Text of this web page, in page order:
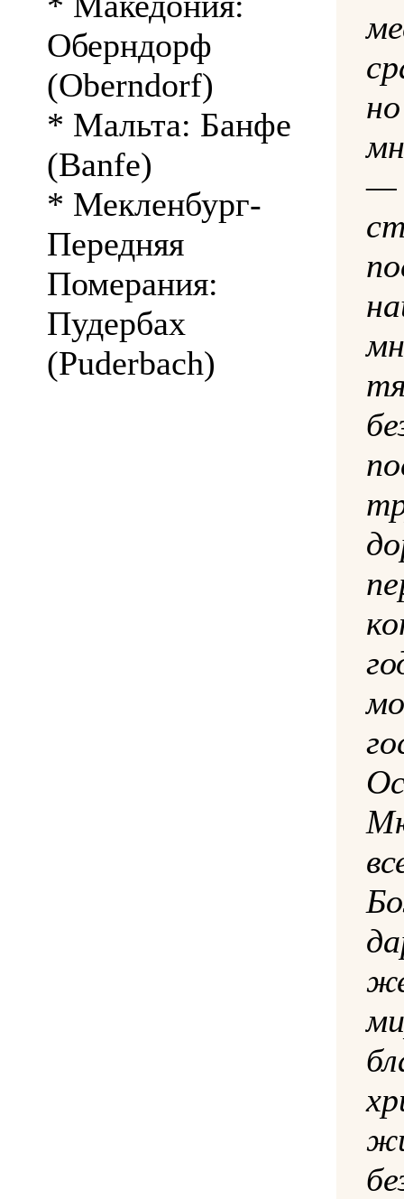
Оберндорф
(Oberndorf)
* Мальта: Банфе
(Banfe)
* Мекленбург-
Передняя
Померания:
Пудербах
(Puderbach)